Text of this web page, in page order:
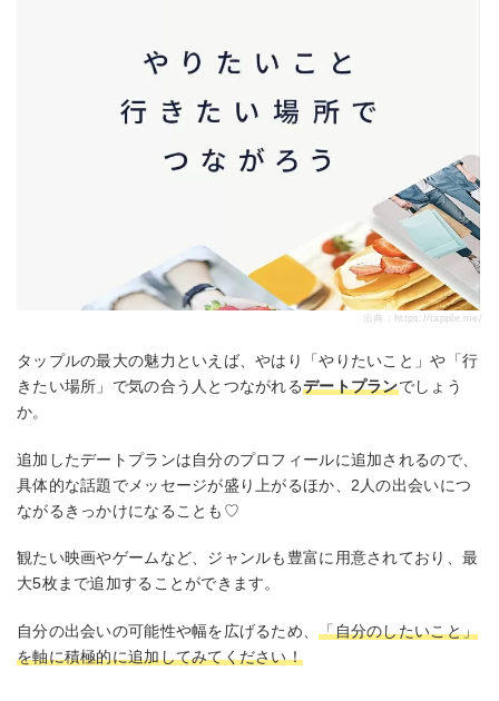
出典： https://tapple.me/
タップルの最大の魅力といえば、やはり「やりたいこと」や「行
きたい場所」で気の合う人とつながれるデートプランでしょう
か。
追加したデートプランは自分のプロフィールに追加されるので、
具体的な話題でメッセージが盛り上がるほか、2人の出会いにつ
ながるきっかけになることも♡
観たい映画やゲームなど、ジャンルも豊富に用意されており、最
大5枚まで追加することができます。
自分の出会いの可能性や幅を広げるため、「自分のしたいこと」
を軸に積極的に追加してみてください！